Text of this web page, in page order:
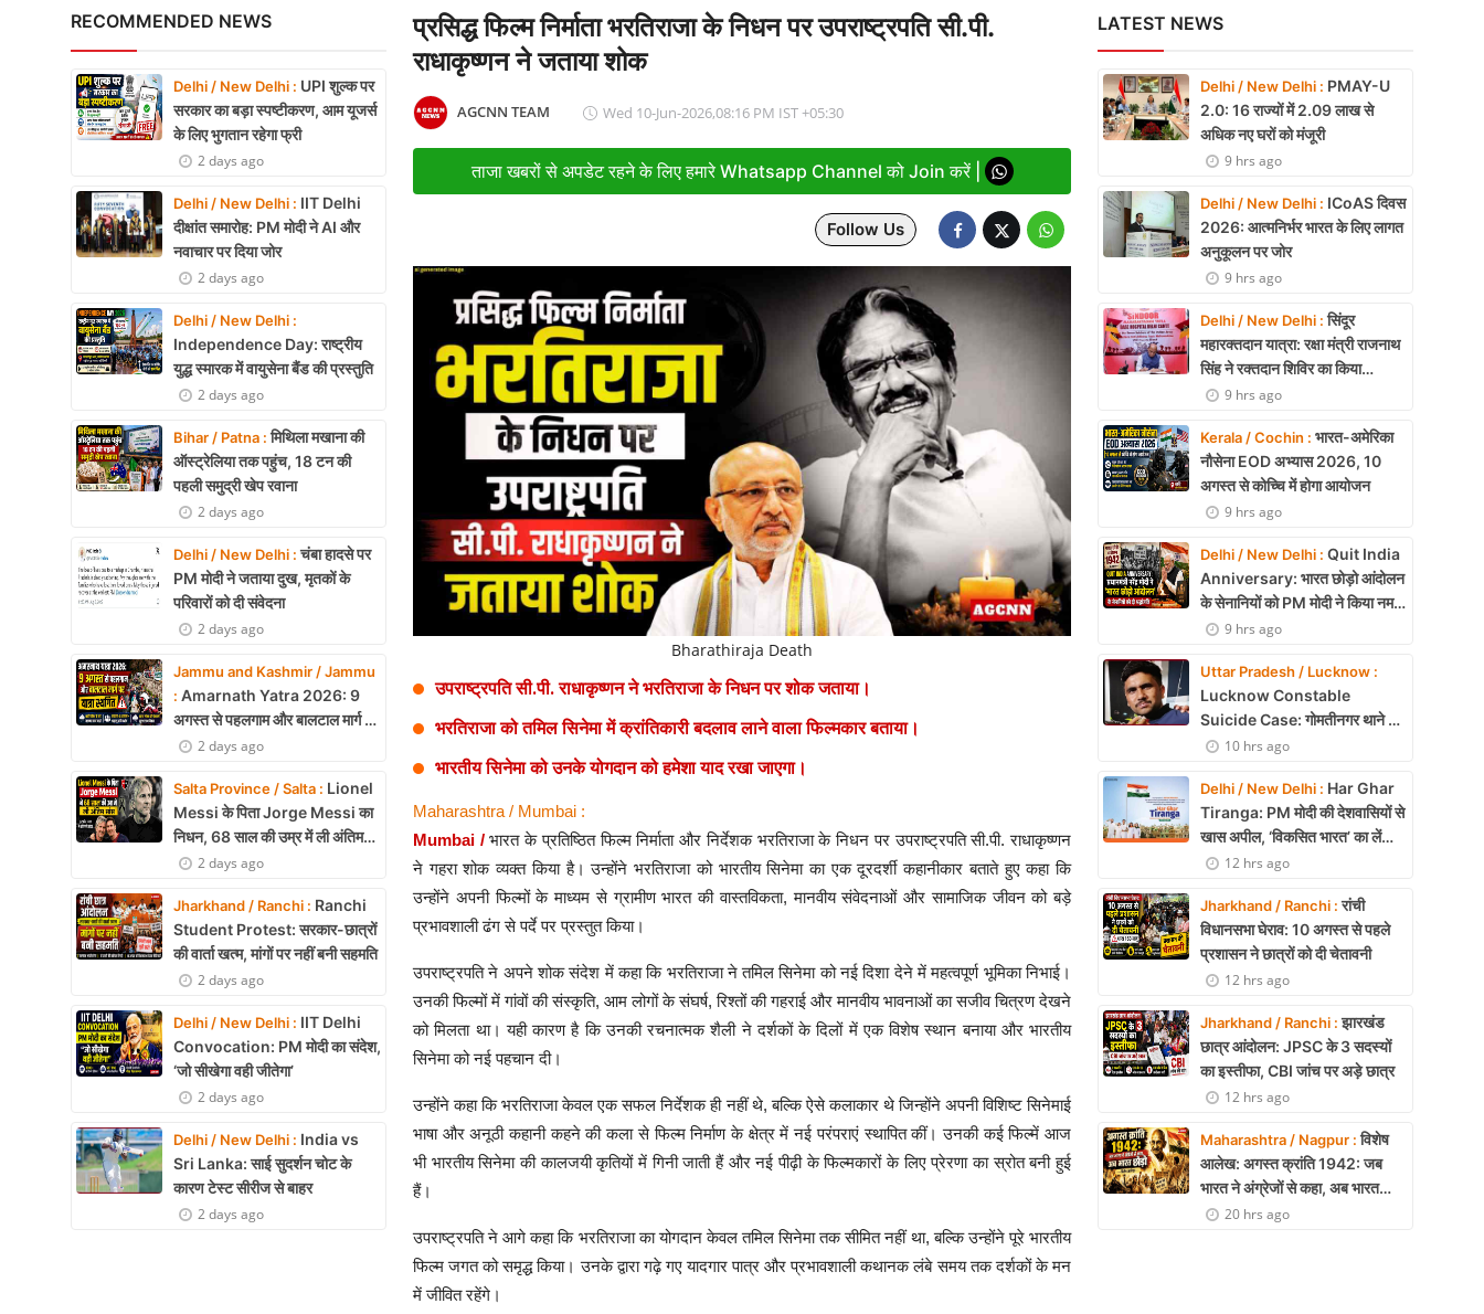
Interview
Business
Relationship
Defence & Security
Environment
Literature
History Speaks
Contact Us
RECOMMENDED NEWS
Delhi / New Delhi : UPI शुल्क पर
सरकार का बड़ा स्पष्टीकरण, आम यूजर्स
के लिए भुगतान रहेगा फ्री
2 days ago
Delhi / New Delhi : IIT Delhi
दीक्षांत समारोह: PM मोदी ने AI और
नवाचार पर दिया जोर
2 days ago
Delhi / New Delhi :
Independence Day: राष्ट्रीय
युद्ध स्मारक में वायुसेना बैंड की प्रस्तुति
2 days ago
Bihar / Patna :मिथिला मखाना की
ऑस्ट्रेलिया तक पहुंच, 18 टन की
पहली समुद्री खेप रवाना
2 days ago
Delhi / New Delhi :चंबा हादसे पर
PM मोदी ने जताया दुख, मृतकों के
परिवारों को दी संवेदना
2 days ago
Jammu and Kashmir / Jammu
: Amarnath Yatra 2026: 9
अगस्त से पहलगाम और बालटाल मार्ग पर
यात्रा स्थगित
2 days ago
Salta Province / Salta : Lionel
Messi के पिता Jorge Messi का
निधन, 68 साल की उम्र में ली अंतिम
सांस 2 days ago
Jharkhand / Ranchi : Ranchi
Student Protest: सरकार-छात्रों
की वार्ता खत्म, मांगों पर नहीं बनी सहमति
2 days ago
Delhi / New Delhi : IIT Delhi
Convocation: PM मोदी का संदेश,
‘जो सीखेगा वही जीतेगा’
2 days ago
Delhi / New Delhi : India vs
Sri Lanka: साई सुदर्शन चोट के
कारण टेस्ट सीरीज से बाहर
2 days ago
प्रसिद्ध फिल्म निर्माता भरतिराजा के निधन पर उपराष्ट्रपति सी.पी.
राधाकृष्णन ने जताया शोक
AGCNN TEAM Wed 10-Jun-2026,08:16 PM IST +05:30
ताजा खबरों से अपडेट रहने के लिए हमारे Whatsapp Channel को Join करें |
Follow Us
Bharathiraja Death
उपराष्ट्रपति सी.पी. राधाकृष्णन ने भरतिराजा के निधन पर शोक जताया।
भरतिराजा को तमिल सिनेमा में क्रांतिकारी बदलाव लाने वाला फिल्मकार बताया।
भारतीय सिनेमा को उनके योगदान को हमेशा याद रखा जाएगा।
Maharashtra / Mumbai :
Mumbai /भारत के प्रतिष्ठित फिल्म निर्माता और निर्देशक भरतिराजा के निधन पर उपराष्ट्रपति सी.पी. राधाकृष्णन
ने गहरा शोक व्यक्त किया है। उन्होंने भरतिराजा को भारतीय सिनेमा का एक दूरदर्शी कहानीकार बताते हुए कहा कि
उन्होंने अपनी फिल्मों के माध्यम से ग्रामीण भारत की वास्तविकता, मानवीय संवेदनाओं और सामाजिक जीवन को बड़े
प्रभावशाली ढंग से पर्दे पर प्रस्तुत किया।
उपराष्ट्रपति ने अपने शोक संदेश में कहा कि भरतिराजा ने तमिल सिनेमा को नई दिशा देने में महत्वपूर्ण भूमिका निभाई।
उनकी फिल्मों में गांवों की संस्कृति, आम लोगों के संघर्ष, रिश्तों की गहराई और मानवीय भावनाओं का सजीव चित्रण देखने
को मिलता था। यही कारण है कि उनकी रचनात्मक शैली ने दर्शकों के दिलों में एक विशेष स्थान बनाया और भारतीय
सिनेमा को नई पहचान दी।
उन्होंने कहा कि भरतिराजा केवल एक सफल निर्देशक ही नहीं थे, बल्कि ऐसे कलाकार थे जिन्होंने अपनी विशिष्ट सिनेमाई
भाषा और अनूठी कहानी कहने की कला से फिल्म निर्माण के क्षेत्र में नई परंपराएं स्थापित कीं। उनकी कई फिल्में आज
भी भारतीय सिनेमा की कालजयी कृतियों में गिनी जाती हैं और नई पीढ़ी के फिल्मकारों के लिए प्रेरणा का स्रोत बनी हुई
हैं।
उपराष्ट्रपति ने आगे कहा कि भरतिराजा का योगदान केवल तमिल सिनेमा तक सीमित नहीं था, बल्कि उन्होंने पूरे भारतीय
फिल्म जगत को समृद्ध किया। उनके द्वारा गढ़े गए यादगार पात्र और प्रभावशाली कथानक लंबे समय तक दर्शकों के मन
में जीवित रहेंगे।
LATEST NEWS
Delhi / New Delhi : PMAY-U
2.0: 16 राज्यों में 2.09 लाख से
अधिक नए घरों को मंजूरी
9 hrs ago
Delhi / New Delhi : ICoAS दिवस
2026: आत्मनिर्भर भारत के लिए लागत
अनुकूलन पर जोर
9 hrs ago
Delhi / New Delhi :सिंदूर
महारक्तदान यात्रा: रक्षा मंत्री राजनाथ
सिंह ने रक्तदान शिविर का किया
उद्घाटन9 hrs ago
Kerala / Cochin : भारत-अमेरिका
नौसेना EOD अभ्यास 2026, 10
अगस्त से कोच्चि में होगा आयोजन
9 hrs ago
Delhi / New Delhi : Quit India
Anniversary: भारत छोड़ो आंदोलन
के सेनानियों को PM मोदी ने किया नमन,
बताया प्रेरणा का स्रोत
9 hrs ago
Uttar Pradesh / Lucknow :
Lucknow Constable
Suicide Case: गोमतीनगर थाने की
बैरक में सिपाही ने फंदे से लटककर दी
10 hrs ago
Delhi / New Delhi : Har Ghar
Tiranga: PM मोदी की देशवासियों से
खास अपील, ‘विकसित भारत’ का लें
संकल्प12 hrs ago
Jharkhand / Ranchi :रांची
विधानसभा घेराव: 10 अगस्त से पहले
प्रशासन ने छात्रों को दी चेतावनी
12 hrs ago
Jharkhand / Ranchi :झारखंड
छात्र आंदोलन: JPSC के 3 सदस्यों
का इस्तीफा, CBI जांच पर अड़े छात्र
12 hrs ago
Maharashtra / Nagpur :विशेष
आलेख: अगस्त क्रांति 1942: जब
भारत ने अंग्रेजों से कहा, अब भारत
छोड़ो- डॉ. कठेरिया
20 hrs ago